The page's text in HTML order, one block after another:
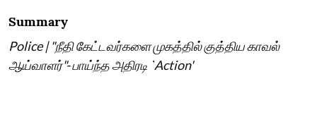
Summary
Police | "நீதி கேட்டவர்களை முகத்தில் குத்திய காவல்
ஆய்வாளர்"- பாய்ந்த அதிரடி `Action'